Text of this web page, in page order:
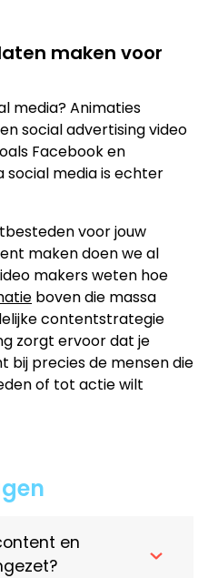
maken voor
media? Animaties
social advertising video
Facebook en
social media is echter
voor jouw
maken doen we al
makers weten hoe
boven die massa
contentstrategie
zorgt ervoor dat je
bij precies de mensen die
of tot actie wilt
en